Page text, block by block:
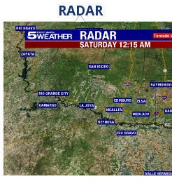
RADAR